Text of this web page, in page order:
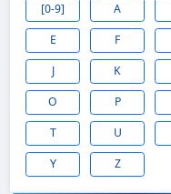
[0-9] A
E
F
J
K
O
P
T
U
Y
Z